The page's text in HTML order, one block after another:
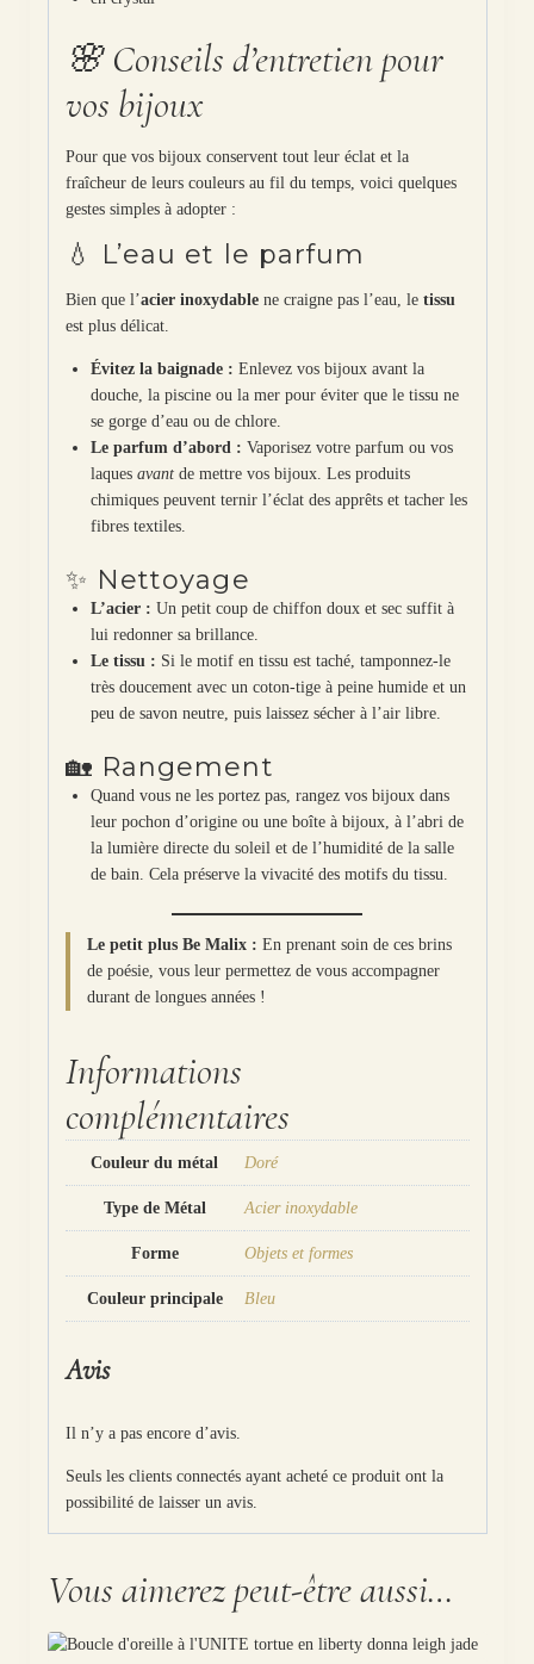
🌸 Conseils d’entretien pour
vos bijoux
Pour que vos bijoux conservent tout leur éclat et la
fraîcheur de leurs couleurs au fil du temps, voici quelques
gestes simples à adopter :
💧 L’eau et le parfum
Bien que l’acier inoxydablene craigne pas l’eau, le tissu
est plus délicat.
Évitez la baignade : Enlevez vos bijoux avant la
douche, la piscine ou la mer pour éviter que le tissu ne
se gorge d’eau ou de chlore.
Le parfum d’abord : Vaporisez votre parfum ou vos
laques avantde mettre vos bijoux. Les produits
chimiques peuvent ternir l’éclat des apprêts et tacher les
fibres textiles.
✨ Nettoyage
L’acier : Un petit coup de chiffon doux et sec suffit à
lui redonner sa brillance.
Le tissu : Si le motif en tissu est taché, tamponnez-le
très doucement avec un coton-tige à peine humide et un
peu de savon neutre, puis laissez sécher à l’air libre.
🏡 Rangement
Quand vous ne les portez pas, rangez vos bijoux dans
leur pochon d’origine ou une boîte à bijoux, à l’abri de
la lumière directe du soleil et de l’humidité de la salle
de bain. Cela préserve la vivacité des motifs du tissu.
Le petit plus Be Malix : En prenant soin de ces brins
de poésie, vous leur permettez de vous accompagner
durant de longues années !
Informations
complémentaires
Couleur du métal Doré
Type de Métal Acier inoxydable
Forme Objets et formes
Couleur principale Bleu
Avis
Il n’y a pas encore d’avis.
Seuls les clients connectés ayant acheté ce produit ont la
possibilité de laisser un avis.
Vous aimerez peut-être aussi…